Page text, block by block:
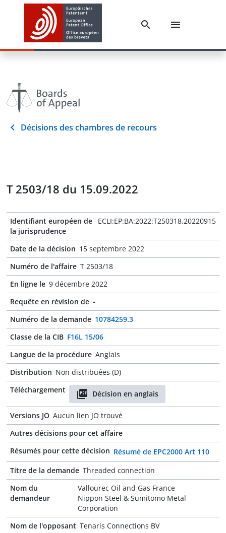
Décisions des chambres de recours
T 2503/18 du 15.09.2022
Identifiant européen de
la jurisprudence
ECLI:EP:BA:2022:T250318.20220915
Date de la décision 15 septembre 2022
Numéro de l'affaire T 2503/18
En ligne le 9 décembre 2022
Requête en révision de -
Numéro de la demande 10784259.3
Classe de la CIB F16L 15/06
Langue de la procédure Anglais
Distribution Non distribuées (D)
Téléchargement
Décision en anglais
Versions JO Aucun lien JO trouvé
Autres décisions pour cet affaire -
Résumés pour cette décision Résumé de EPC2000 Art 110
Titre de la demande Threaded connection
Nom du
demandeur
Vallourec Oil and Gas France
Nippon Steel & Sumitomo Metal
Corporation
Nom de l'opposant Tenaris Connections BV